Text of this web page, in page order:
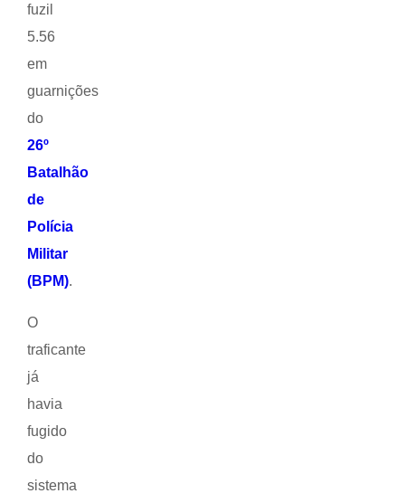
fuzil
5.56
em
guarnições
do
26º
Batalhão
de
Polícia
Militar
(BPM).
O
traficante
já
havia
fugido
do
sistema